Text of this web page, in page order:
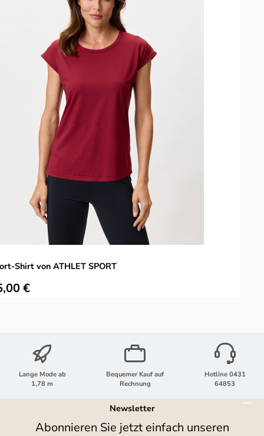
Shirt von ATHLET SPORT
Preis:
€
Lange Mode ab
1,78 m
Bequemer Kauf auf
Rechnung
Hotline 0431
64853
Newsletter
Abonnieren Sie jetzt einfach unseren